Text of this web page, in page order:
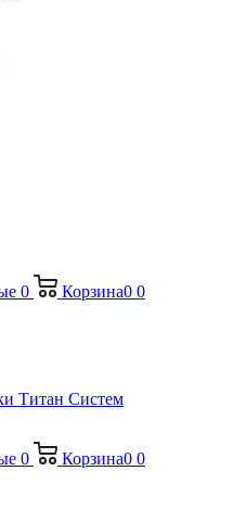
0 Корзина0 0
0 Корзина0 0